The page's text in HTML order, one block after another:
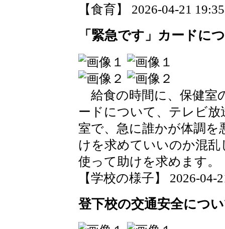
【食育】 2026-04-21
「緊急です」カードに
給食の時間に、保健室
ードについて、テレビ
室で、急に誰かが体調
けを求めていいのか混
使って助けを求めます。
【学校の様子】 2026-04-
登下校の交通安全につ